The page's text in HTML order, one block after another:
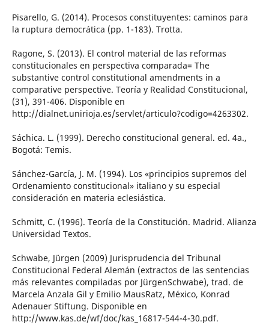
Pisarello, G. (2014). Procesos constituyentes: caminos para
la ruptura democrática (pp. 1-183). Trotta.
Ragone, S. (2013). El control material de las reformas
constitucionales en perspectiva comparada= The
substantive control constitutional amendments in a
comparative perspective. Teoría y Realidad Constitucional,
(31), 391-406. Disponible en
http://dialnet.unirioja.es/servlet/articulo?codigo=4263302.
Sáchica. L. (1999). Derecho constitucional general. ed. 4a.,
Bogotá: Temis.
Sánchez-García, J. M. (1994). Los «principios supremos del
Ordenamiento constitucional» italiano y su especial
consideración en materia eclesiástica.
Schmitt, C. (1996). Teoría de la Constitución. Madrid. Alianza
Universidad Textos.
Schwabe, Jürgen (2009) Jurisprudencia del Tribunal
Constitucional Federal Alemán (extractos de las sentencias
más relevantes compiladas por JürgenSchwabe), trad. de
Marcela Anzala Gil y Emilio MausRatz, México, Konrad
Adenauer Stiftung. Disponible en
http://www.kas.de/wf/doc/kas_16817-544-4-30.pdf.